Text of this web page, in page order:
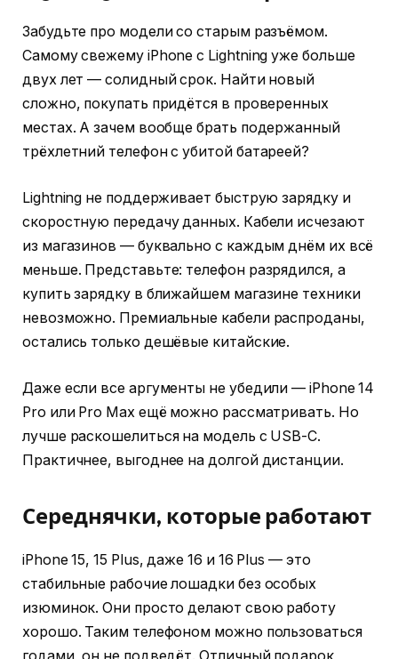
Забудьте про модели со старым разъёмом.
Самому свежему iPhone с Lightning уже больше
двух лет — солидный срок. Найти новый
сложно, покупать придётся в проверенных
местах. А зачем вообще брать подержанный
трёхлетний телефон с убитой батареей?
Lightning не поддерживает быструю зарядку и
скоростную передачу данных. Кабели исчезают
из магазинов — буквально с каждым днём их всё
меньше. Представьте: телефон разрядился, а
купить зарядку в ближайшем магазине техники
невозможно. Премиальные кабели распроданы,
остались только дешёвые китайские.
Даже если все аргументы не убедили — iPhone 14
Pro или Pro Max ещё можно рассматривать. Но
лучше раскошелиться на модель с USB-C.
Практичнее, выгоднее на долгой дистанции.
Середнячки, которые работают
iPhone 15, 15 Plus, даже 16 и 16 Plus — это
стабильные рабочие лошадки без особых
изюминок. Они просто делают свою работу
хорошо. Таким телефоном можно пользоваться